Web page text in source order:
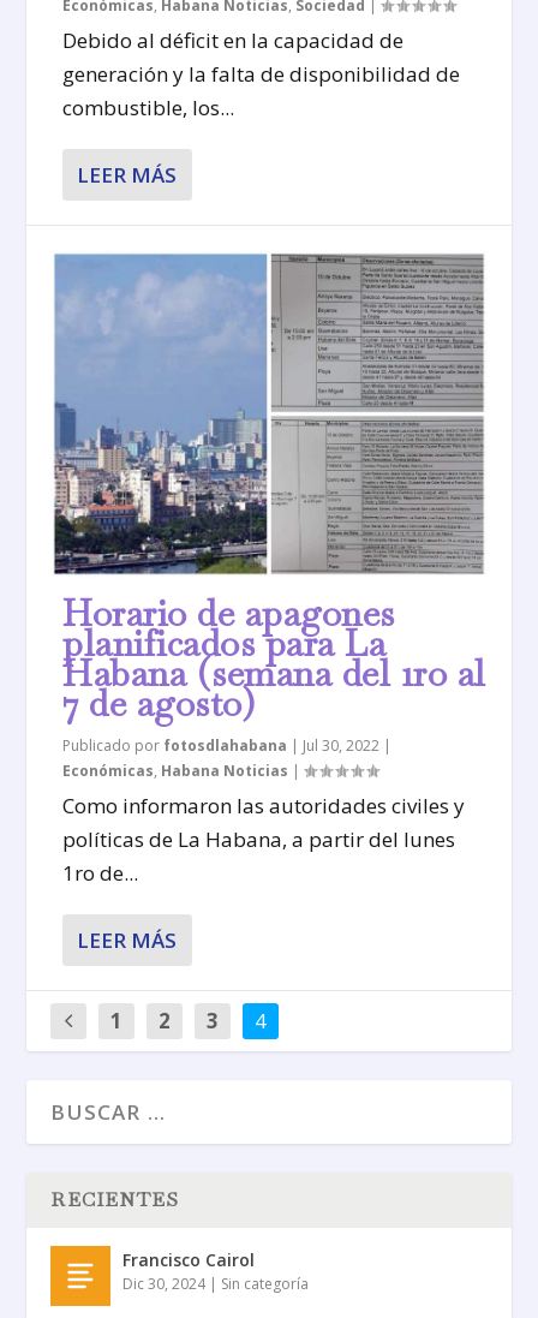
Económicas, Habana Noticias, Sociedad |
Debido al déficit en la capacidad de
generación y la falta de disponibilidad de
combustible, los...
LEER MÁS
Horario de apagones
planificados para La
Habana (semana del 1ro al
7 de agosto)
Publicado por fotosdlahabana | Jul 30, 2022 |
Económicas, Habana Noticias |
Como informaron las autoridades civiles y
políticas de La Habana, a partir del lunes
1ro de...
LEER MÁS
1 2 3 4
RECIENTES
Francisco Cairol
Dic 30, 2024| Sin categoría